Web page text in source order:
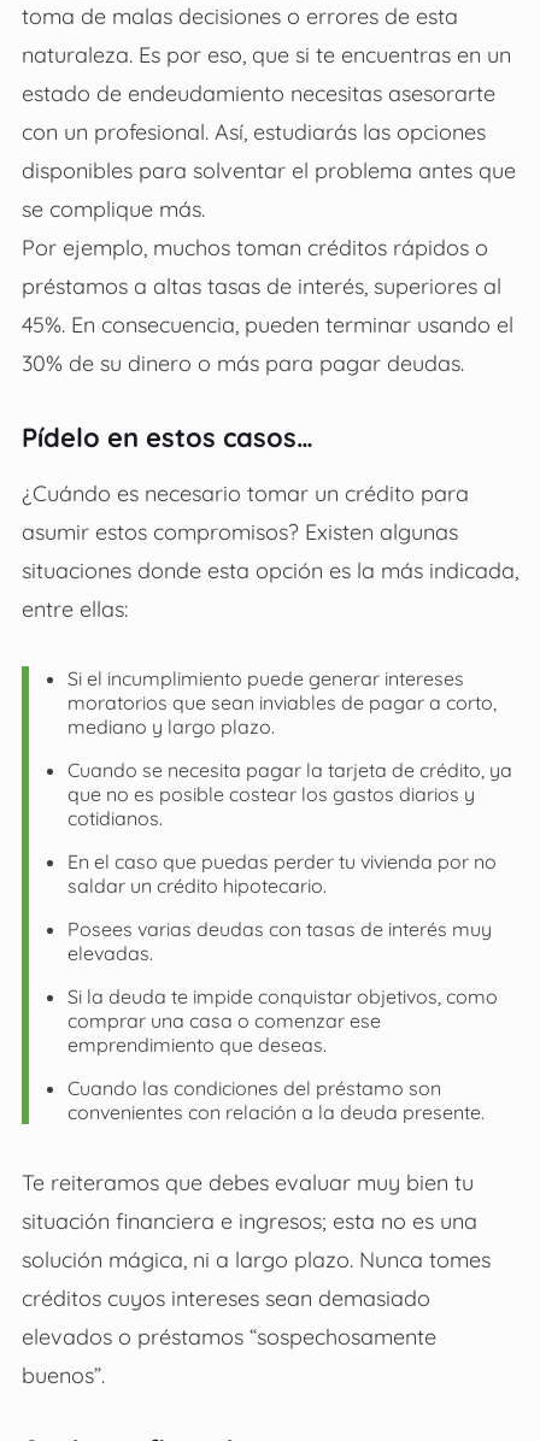
toma de malas decisiones o errores de esta
naturaleza. Es por eso, que si te encuentras en un
estado de endeudamiento necesitas asesorarte
con un profesional. Así, estudiarás las opciones
disponibles para solventar el problema antes que
se complique más.
Por ejemplo, muchos toman créditos rápidos o
préstamos a altas tasas de interés, superiores al
45%. En consecuencia, pueden terminar usando el
30% de su dinero o más para pagar deudas.
Pídelo en estos casos…
¿Cuándo es necesario tomar un crédito para
asumir estos compromisos? Existen algunas
situaciones donde esta opción es la más indicada,
entre ellas:
Si el incumplimiento puede generar intereses
moratorios que sean inviables de pagar a corto,
mediano y largo plazo.
Cuando se necesita pagar la tarjeta de crédito, ya
que no es posible costear los gastos diarios y
cotidianos.
En el caso que puedas perder tu vivienda por no
saldar un crédito hipotecario.
Posees varias deudas con tasas de interés muy
elevadas.
Si la deuda te impide conquistar objetivos, como
comprar una casa o comenzar ese
emprendimiento que deseas.
Cuando las condiciones del préstamo son
convenientes con relación a la deuda presente.
Te reiteramos que debes evaluar muy bien tu
situación financiera e ingresos; esta no es una
solución mágica, ni a largo plazo. Nunca tomes
créditos cuyos intereses sean demasiado
elevados o préstamos “sospechosamente
buenos”.